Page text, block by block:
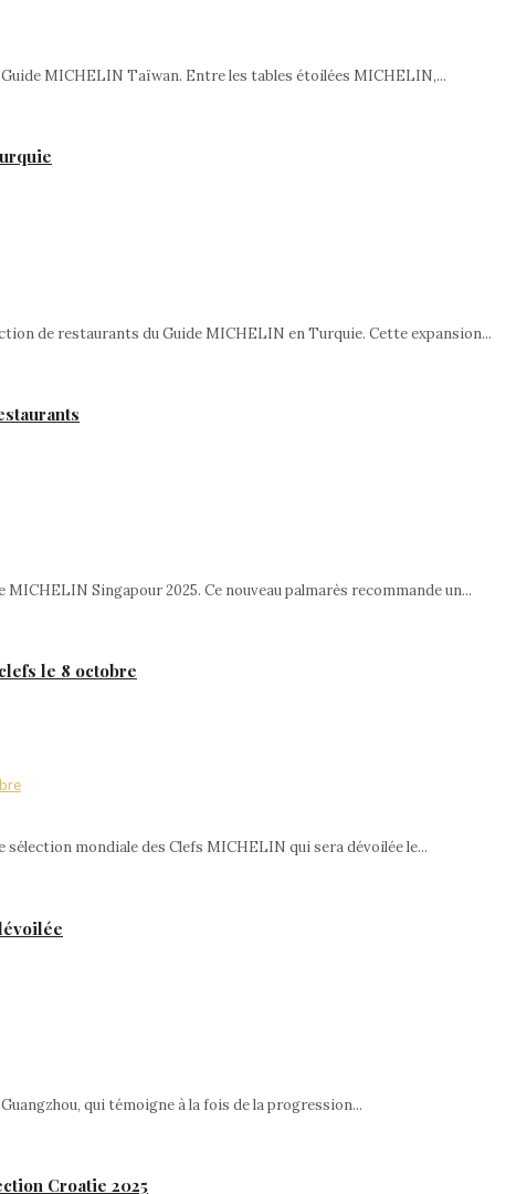
MICHELIN Taïwan. Entre les tables étoilées MICHELIN,...
de restaurants du Guide MICHELIN en Turquie. Cette expansion...
Singapour 2025. Ce nouveau palmarès recommande un...
le 8 octobre
mondiale des Clefs MICHELIN qui sera dévoilée le...
qui témoigne à la fois de la progression...
Croatie 2025